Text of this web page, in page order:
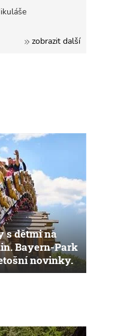
zobrazit další
s dětmi na
Bayern-Park
novinky.